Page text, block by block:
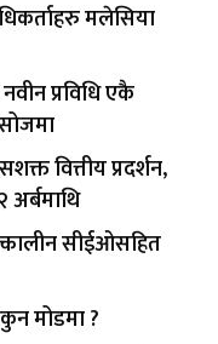
मलेसिया
प्रविधि एकै
वित्तीय प्रदर्शन,
सीईओसहित
मोडमा ?